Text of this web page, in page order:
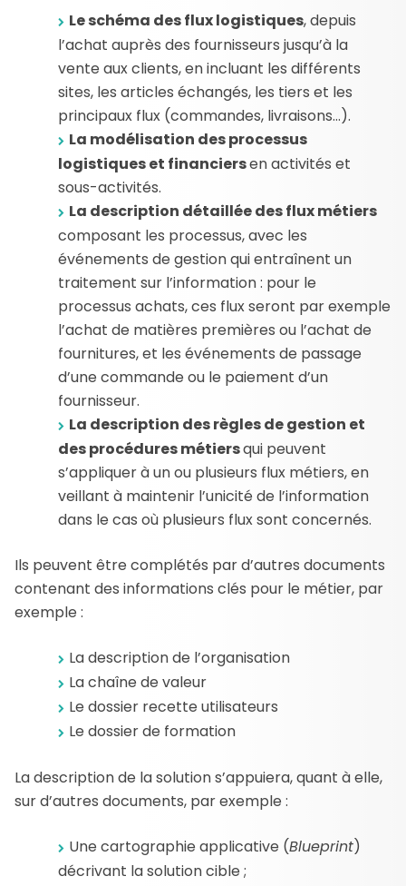
Le schéma des flux logistiques, depuis
l’achat auprès des fournisseurs jusqu’à la
vente aux clients, en incluant les différents
sites, les articles échangés, les tiers et les
principaux flux (commandes, livraisons…).
La modélisation des processus
logistiques et financiersen activités et
sous-activités.
La description détaillée des flux métiers
composant les processus, avec les
événements de gestion qui entraînent un
traitement sur l’information : pour le
processus achats, ces flux seront par exemple
l’achat de matières premières ou l’achat de
fournitures, et les événements de passage
d’une commande ou le paiement d’un
fournisseur.
La description des règles de gestion et
des procédures métiersqui peuvent
s’appliquer à un ou plusieurs flux métiers, en
veillant à maintenir l’unicité de l’information
dans le cas où plusieurs flux sont concernés.
Ils peuvent être complétés par d’autres documents
contenant des informations clés pour le métier, par
exemple :
La description de l’organisation
La chaîne de valeur
Le dossier recette utilisateurs
Le dossier de formation
La description de la solution s’appuiera, quant à elle,
sur d’autres documents, par exemple :
Une cartographie applicative (Blueprint)
décrivant la solution cible ;